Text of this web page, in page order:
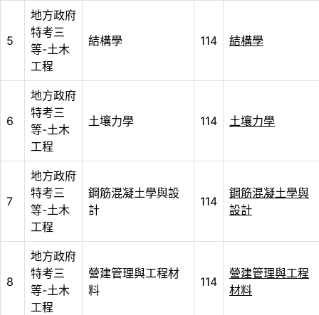
5
地方政府
特考三
等-土木
工程
結構學 114 結構學
6
地方政府
特考三
等-土木
工程
土壤力學 114 土壤力學
7
地方政府
特考三
等-土木
工程
鋼筋混凝土學與設
計
114
鋼筋混凝土學與
設計
8
地方政府
特考三
等-土木
工程
營建管理與工程材
料
114
營建管理與工程
材料